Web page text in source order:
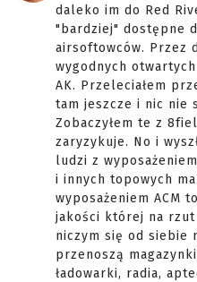
daleko im do Red
"bardziej" dostępne
airsoftowców. Przez
wygodnych
AK. Przeleciałem
tam jeszcze i nic nie
Zobaczyłem te z
zaryzykuje. No i
ludzi z
i innych topowych
wyposażeniem ACM
jakości której na rzut
niczym się od siebie
przenoszą
ładowarki, radia,